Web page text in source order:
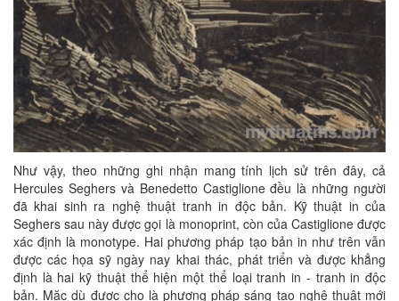
Như vậy, theo những ghi nhận mang tính lịch sử trên đây, cả
Hercules Seghers và Benedetto Castiglione đều là những người
đã khai sinh ra nghệ thuật tranh in độc bản. Kỹ thuật in của
Seghers sau này được gọi là monoprint, còn của Castiglione được
xác định là monotype. Hai phương pháp tạo bản in như trên vẫn
được các họa sỹ ngày nay khai thác, phát triển và được khẳng
định là hai kỹ thuật thể hiện một thể loại tranh in - tranh in độc
bản. Mặc dù được cho là phương pháp sáng tạo nghệ thuật mới